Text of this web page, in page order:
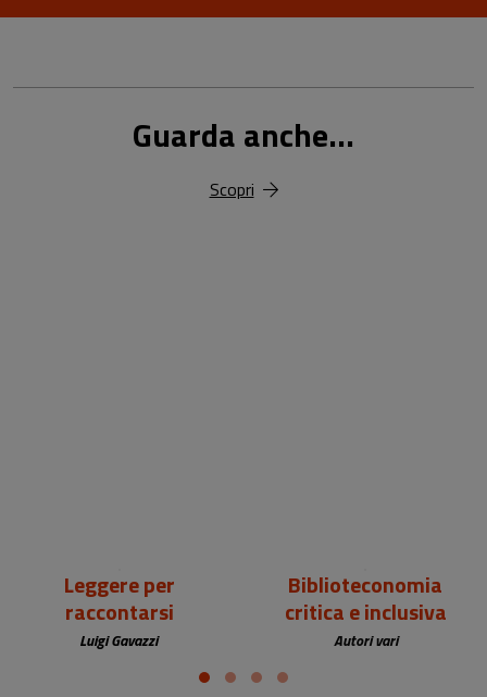
Guarda anche...
Scopri
Leggere per
raccontarsi
Luigi Gavazzi
Biblioteconomia
critica e inclusiva
Autori vari